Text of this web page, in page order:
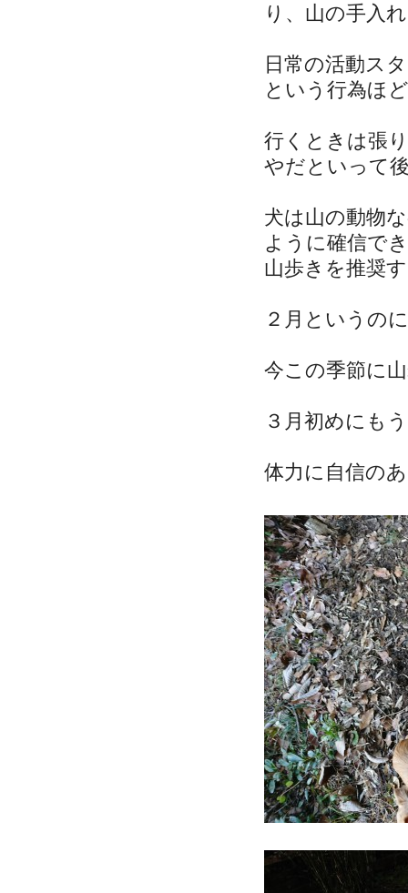
り、山の手入
日常の活動ス
という行為ほ
行くときは張
やだといって
犬は山の動物
ように確信で
山歩きを推奨
２月というの
今この季節に
３月初めにも
体力に自信の